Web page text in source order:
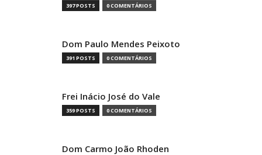
397 POSTS 0 COMENTÁRIOS
Dom Paulo Mendes Peixoto
391 POSTS 0 COMENTÁRIOS
Frei Inácio José do Vale
359 POSTS 0 COMENTÁRIOS
Dom Carmo João Rhoden